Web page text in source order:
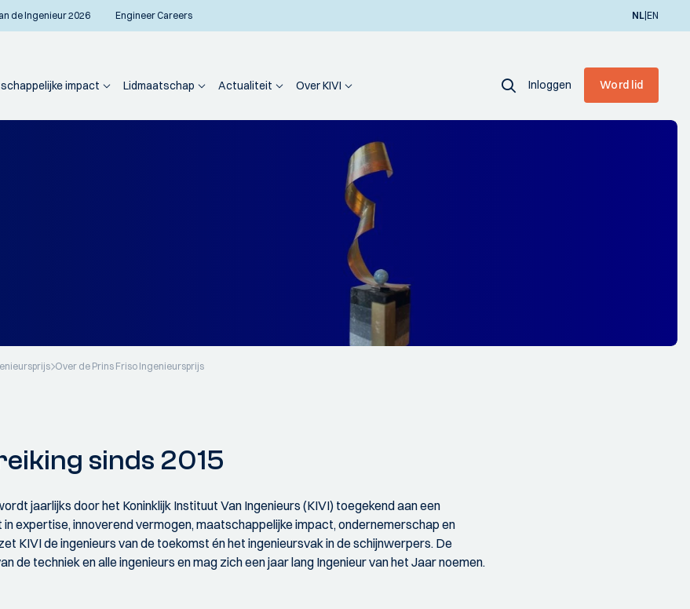
de Ingenieur 2026 Engineer Careers NL|EN
impact Lidmaatschap Actualiteit Over KIVI Inloggen Word lid
Over de Prins Friso Ingenieursprijs
sinds 2015
jaarlijks door het Koninklijk Instituut Van Ingenieurs (KIVI) toegekend aan een
expertise, innoverend vermogen, maatschappelijke impact, ondernemerschap en
KIVI de ingenieurs van de toekomst én het ingenieursvak in de schijnwerpers. De
de techniek en alle ingenieurs en mag zich een jaar lang Ingenieur van het Jaar noemen.